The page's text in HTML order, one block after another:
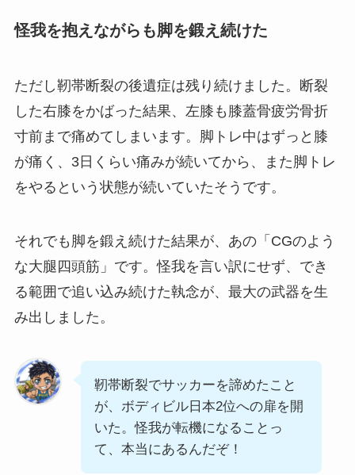
怪我を抱えながらも脚を鍛え続けた
ただし靭帯断裂の後遺症は残り続けました。断裂
した右膝をかばった結果、左膝も膝蓋骨疲労骨折
寸前まで痛めてしまいます。脚トレ中はずっと膝
が痛く、3日くらい痛みが続いてから、また脚トレ
をやるという状態が続いていたそうです。
それでも脚を鍛え続けた結果が、あの「CGのよう
な大腿四頭筋」です。怪我を言い訳にせず、でき
る範囲で追い込み続けた執念が、最大の武器を生
み出しました。
靭帯断裂でサッカーを諦めたこと
が、ボディビル日本2位への扉を開
いた。怪我が転機になることっ
て、本当にあるんだぞ！